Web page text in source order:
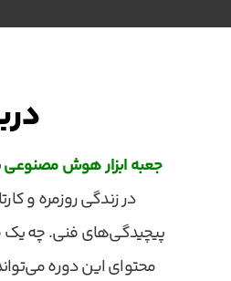
جعبه ابزار هوش مصنوعی
در زندگی روزمره و
پیچیدگی‌های فنی. چه یک
محتوای این دوره